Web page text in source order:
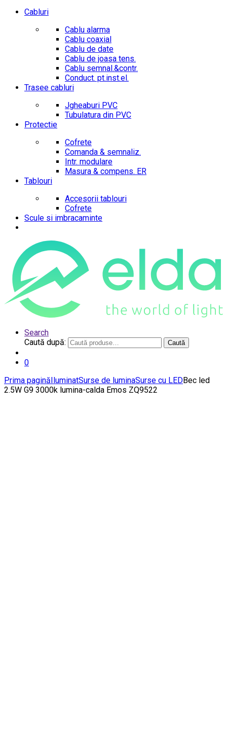
Cabluri
Cablu alarma
Cablu coaxial
Cablu de date
Cablu de joasa tens.
Cablu semnal.&contr.
Conduct. pt.inst.el.
Trasee cabluri
Jgheaburi PVC
Tubulatura din PVC
Protectie
Cofrete
Comanda & semnaliz.
Intr. modulare
Masura & compens. ER
Tablouri
Accesorii tablouri
Cofrete
Scule si imbracaminte
Search
Caută după:
Caută
0
Prima paginăIluminatSurse de luminaSurse cu LEDBec led
2.5W G9 3000k lumina-calda Emos ZQ9522